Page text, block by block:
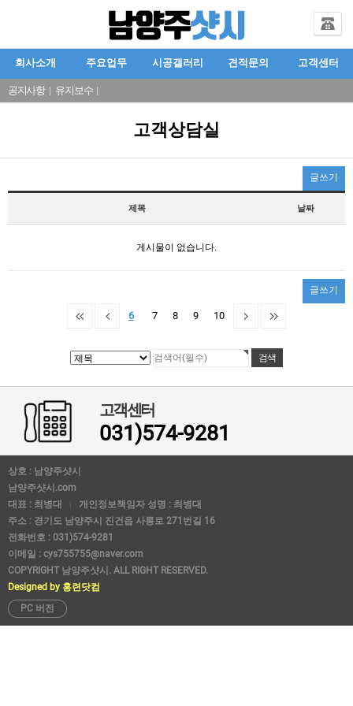
회사소개 주요업무 시공갤러리 견적문의 고객센터
공지사항| 유지보수|
고객상담실
글쓰기
제목 날짜
게시물이 없습니다.
글쓰기
6 7 8 9 10
고객센터
031)574-9281
상호 : 남양주샷시
남양주샷시.com
대표 : 최병대
개인정보책임자 성명 : 최병대
주소 : 경기도 남양주시 진건읍 사릉로 271번길 16
전화번호 : 031)574-9281
이메일 : cys755755@naver.com
COPYRIGHT 남양주샷시. ALL RIGHT RESERVED.
Designed by 홍련닷컴
PC 버전